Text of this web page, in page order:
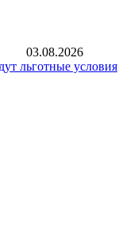
03.08.2026
льготные условия